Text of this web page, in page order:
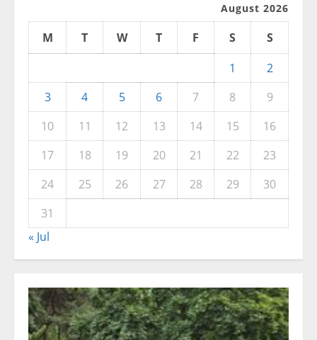
August 2026
M T W T F S
S
1
2
3
4 5 6 7 8
9
10
11 12 13 14 15
16
17
18 19 20 21 22
23
24
25 26 27 28 29
30
31
« Jul